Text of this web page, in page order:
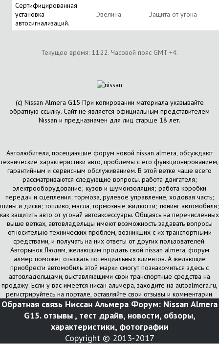
Сертифицированная
установка
автосигнализаций.
Эвелина Защита от угона
Текущее время: 11:22. Часовой пояс GMT +4.
(с) Nissan Almera G15 При копировании материала указывайте
обратную ссылку. Сайт не является официальным представителем
Nissan и предназначен для лиц старше 18 лет.
Автолюбители, посещающие форум новой nissan almera, обсуждают
технические характеристики авто, проблемы с его функционированием,
гарантийным и сервисным обслуживанием. В этой ветке чаще всего
рассматриваются следующие вопросы. работа двигателя;
электрооборудование; кузов и шумоизоляция; работа коробки
передач и сцепления; тормоза, рулевое управление, ходовая часть;
шины и диски; топливо, масла, тормозные жидкости; тюнинг автомобиля;
как защитить авто от угона? автоаксессуары. Общаясь на перечисленных
выше ветках, автовладельцы имеют возможность задавать вопросы
относительно технических проблем, возникших с их транспортными
средствами, и получать на них ответы от других пользователей.
Авторынок Людям, желающим продать свой nissan almera, форум
алмер поможет отыскать потенциальных клиентов. А желающие
приобрести автомобиль этой марки смогут познакомиться здесь с
автовладельцами, выставляющими свои транспортные средства на
продажу. Если у вас имеется нисан альмера, заходите на autoalmera.ru,
регистрируйтесь на портале, оставляйте свои отзывы и комментарии.
Обратная связь Ниссан Альмера Форум: Nissan Almera
G15. отзывы , тест драйв, новости, обзоры,
характеристики, фотографии
Copyright © 2013-2017